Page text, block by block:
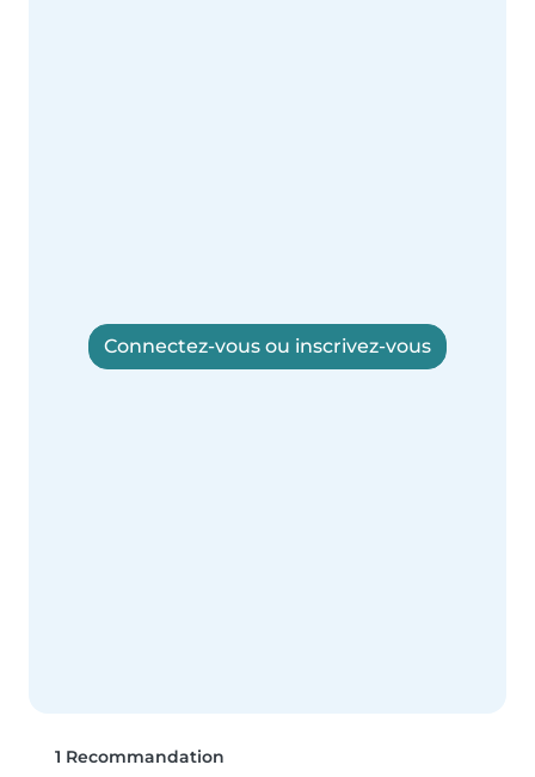
Connectez-vous ou inscrivez-vous
1 Recommandation